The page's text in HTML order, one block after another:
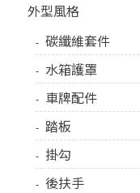
外型風格
碳纖維套件
水箱護罩
車牌配件
踏板
掛勾
後扶手